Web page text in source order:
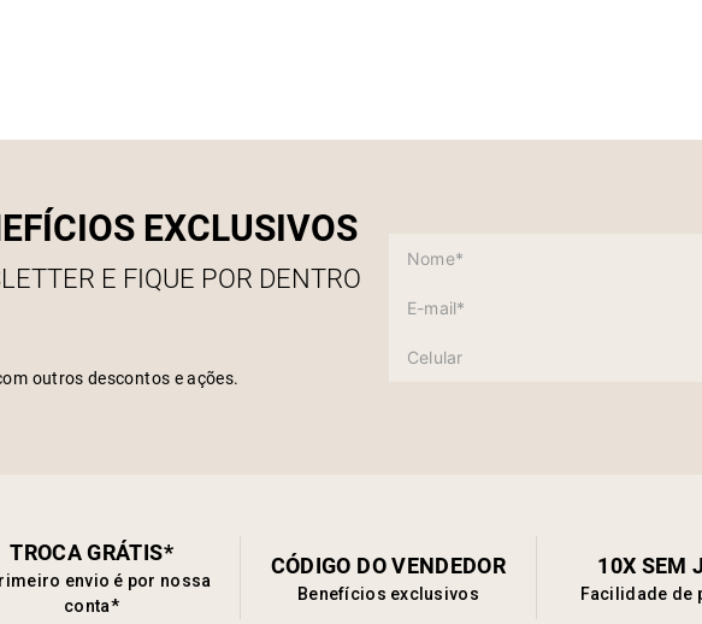
EXCLUSIVOS
E FIQUE POR DENTRO
outros descontos e ações.
TROCA GRÁTIS*
envio é por nossa
conta*
CÓDIGO DO VENDEDOR
Benefícios exclusivos
10X SEM
Facilidade de